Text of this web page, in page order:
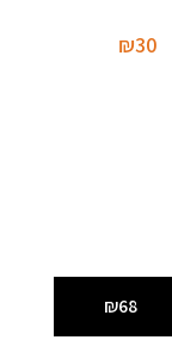
₪30
₪68